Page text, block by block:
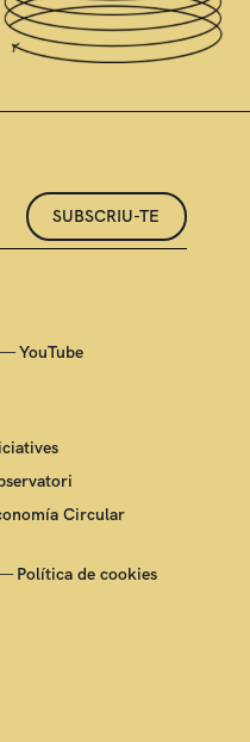
SUBSCRIU-TE
YouTube
Circular
Política de cookies